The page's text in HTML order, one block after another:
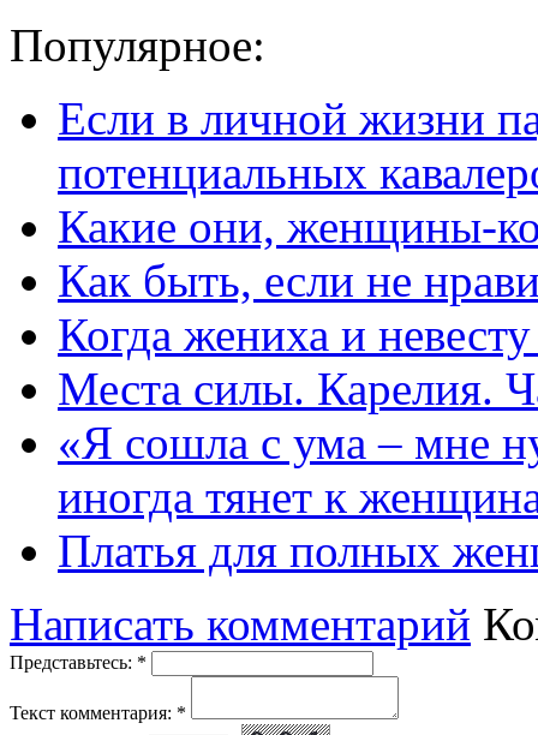
Популярное:
Если в личной жизни
потенциальных
Какие они, женщины-
Как быть, если не
Когда жениха и
Места силы. Карелия.
«Я сошла с ума – мне
иногда тянет к
Платья для полных
Написать комментарий
Представьтесь: *
Текст комментария: *